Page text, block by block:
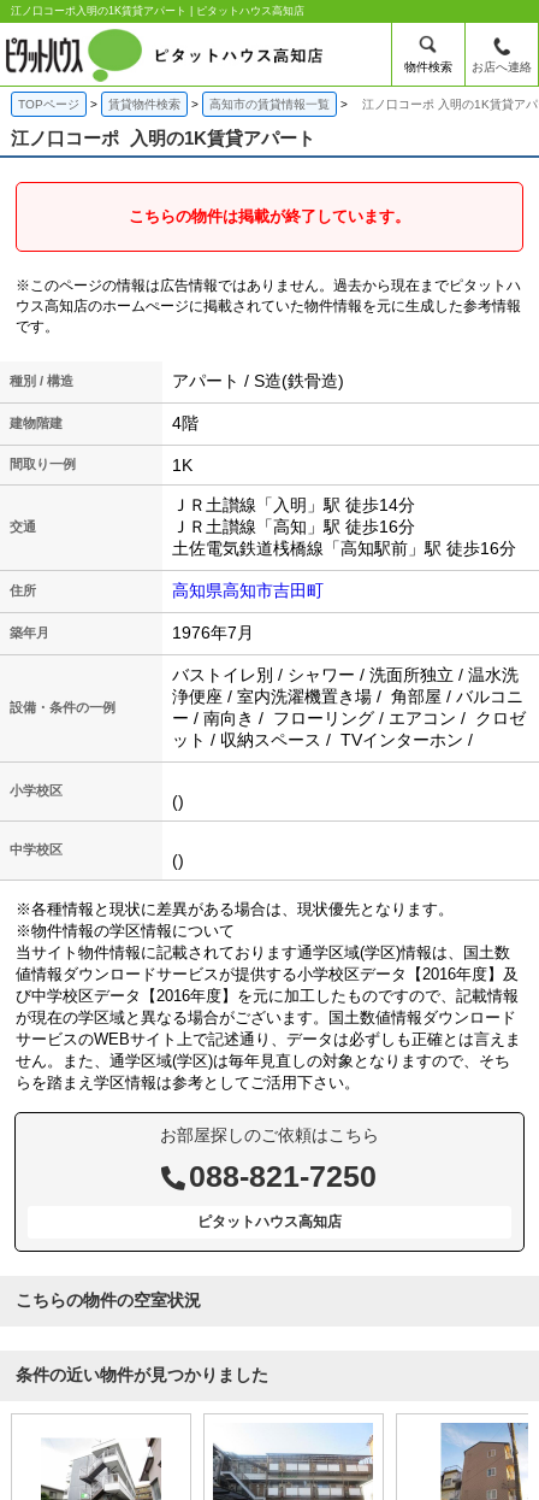
江ノ口コーポ入明の1K賃貸アパート | ピタットハウス高知店
物件検索 お店へ連絡
TOPページ 賃貸物件検索 高知市の賃貸情報一覧 江ノ口コーポ 入明の1K賃貸ア
江ノ口コーポ 入明の1K賃貸アパート
こちらの物件は掲載が終了しています。
※このページの情報は広告情報ではありません。過去から現在までピタットハ
ウス高知店のホームぺージに掲載されていた物件情報を元に生成した参考情報
です。
種別 / 構造 アパート / S造(鉄骨造)
建物階建 4階
間取り一例 1K
交通
ＪＲ土讃線「入明」駅 徒歩14分
ＪＲ土讃線「高知」駅 徒歩16分
土佐電気鉄道桟橋線「高知駅前」駅 徒歩16分
住所 高知県高知市吉田町
築年月 1976年7月
設備・条件の一例
バストイレ別 / シャワー / 洗面所独立 / 温水洗
浄便座 / 室内洗濯機置き場 / 角部屋 / バルコニ
ー / 南向き / フローリング / エアコン / クロゼ
ット / 収納スペース / TVインターホン /
小学校区
()
中学校区
()
※各種情報と現状に差異がある場合は、現状優先となります。
※物件情報の学区情報について
当サイト物件情報に記載されております通学区域(学区)情報は、国土数
値情報ダウンロードサービスが提供する小学校区データ【2016年度】及
び中学校区データ【2016年度】を元に加工したものですので、記載情報
が現在の学区域と異なる場合がございます。国土数値情報ダウンロード
サービスのWEBサイト上で記述通り、データは必ずしも正確とは言えま
せん。また、通学区域(学区)は毎年見直しの対象となりますので、そち
らを踏まえ学区情報は参考としてご活用下さい。
お部屋探しのご依頼はこちら
088-821-7250
ピタットハウス高知店
こちらの物件の空室状況
条件の近い物件が見つかりました